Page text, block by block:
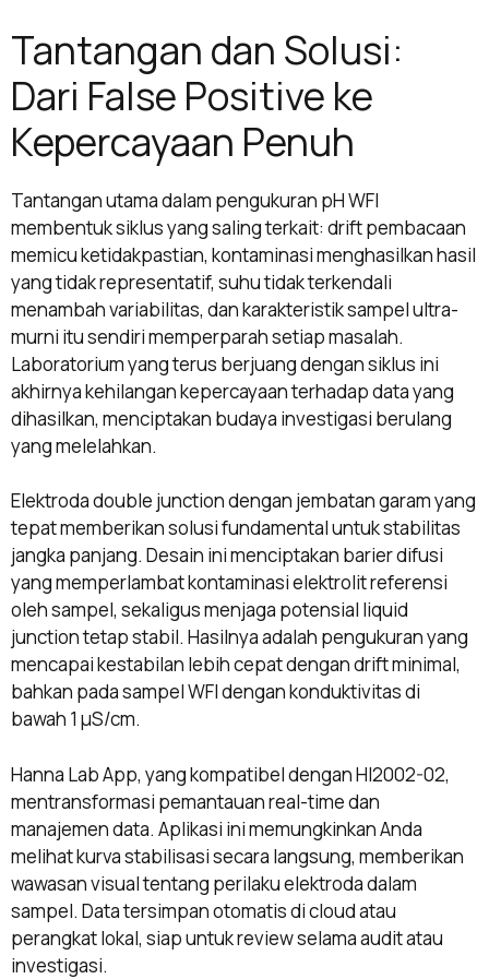
Tantangan dan Solusi:
Dari False Positive ke
Kepercayaan Penuh
Tantangan utama dalam pengukuran pH WFI
membentuk siklus yang saling terkait: drift pembacaan
memicu ketidakpastian, kontaminasi menghasilkan hasil
yang tidak representatif, suhu tidak terkendali
menambah variabilitas, dan karakteristik sampel ultra-
murni itu sendiri memperparah setiap masalah.
Laboratorium yang terus berjuang dengan siklus ini
akhirnya kehilangan kepercayaan terhadap data yang
dihasilkan, menciptakan budaya investigasi berulang
yang melelahkan.
Elektroda double junction dengan jembatan garam yang
tepat memberikan solusi fundamental untuk stabilitas
jangka panjang. Desain ini menciptakan barier difusi
yang memperlambat kontaminasi elektrolit referensi
oleh sampel, sekaligus menjaga potensial liquid
junction tetap stabil. Hasilnya adalah pengukuran yang
mencapai kestabilan lebih cepat dengan drift minimal,
bahkan pada sampel WFI dengan konduktivitas di
bawah 1 μS/cm.
Hanna Lab App, yang kompatibel dengan HI2002-02,
mentransformasi pemantauan real-time dan
manajemen data. Aplikasi ini memungkinkan Anda
melihat kurva stabilisasi secara langsung, memberikan
wawasan visual tentang perilaku elektroda dalam
sampel. Data tersimpan otomatis di cloud atau
perangkat lokal, siap untuk review selama audit atau
investigasi.